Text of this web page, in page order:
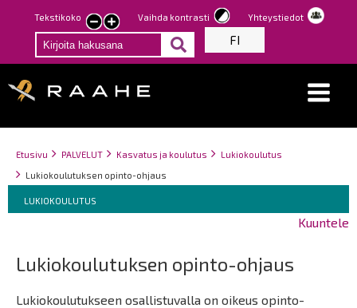
Hyppää
pääsisältöön
Tekstikoko
Pienennä
tekstin
kokoa
Suurenna
tekstin
kokoa
Vaihda kontrasti Yhteystiedot
FI
Breadcrumbs
You
are
Etusivu PALVELUT Kasvatus ja koulutus
Lukiokoulutus
Lukiokoulutuksen opinto-ohjaus
Breadcrumbs
You
are
LUKIOKOULUTUS
Kuuntele
Lukiokoulutuksen opinto-ohjaus
Lukiokoulutukseen osallistuvalla on oikeus opinto-